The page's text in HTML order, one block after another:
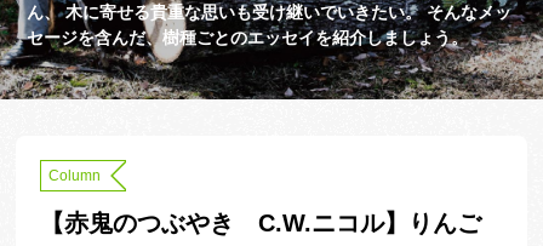
ん、木に寄せる貴重な思いも受け継いでいきたい。そんなメッ
セージを含んだ、樹種ごとのエッセイを紹介しましょう。
Column
【赤鬼のつぶやき C.W.ニコル】りんご